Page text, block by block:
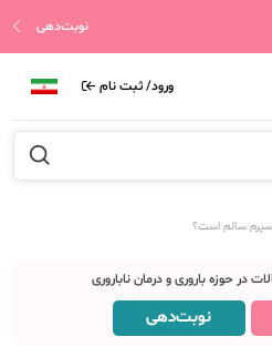
نوبت‌دهی
ورود/ ثبت نام
سالم است؟
در حوزه باروری و درمان ناباروری
نوبت‌دهی